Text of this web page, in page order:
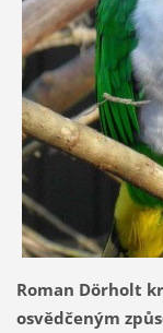
Roman Dörholt
osvědčeným